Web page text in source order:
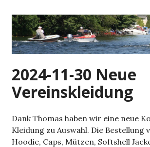
2024-11-30 Neue
Vereinskleidung
Dank Thomas haben wir eine neue
Kleidung zu Auswahl. Die Bestellung
Hoodie, Caps, Mützen, Softshell